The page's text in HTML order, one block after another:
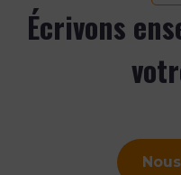
Écrivons